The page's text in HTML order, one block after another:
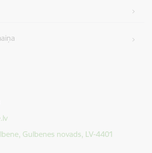
Gulbenes novads, LV-4401